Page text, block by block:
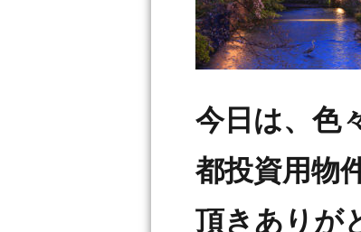
今日は、色
都投資用物
頂きありが